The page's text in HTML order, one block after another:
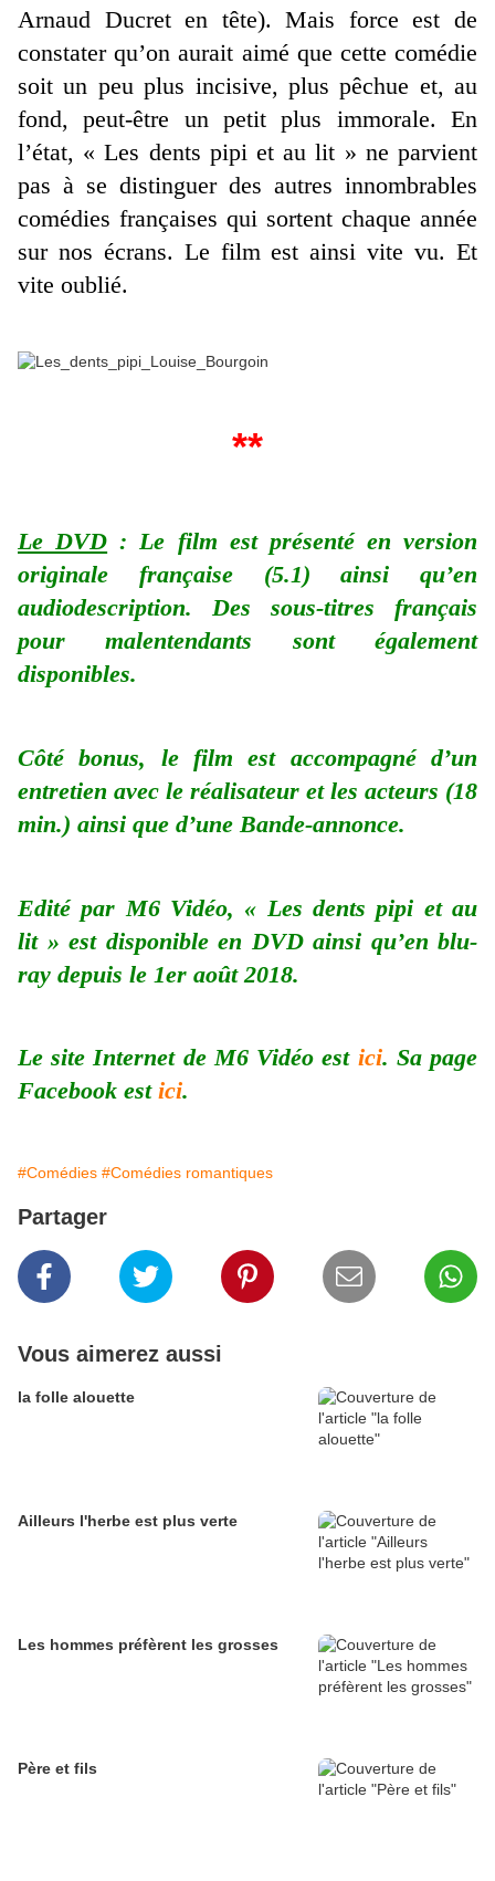
Arnaud Ducret en tête). Mais force est de
constater qu’on aurait aimé que cette comédie
soit un peu plus incisive, plus pêchue et, au
fond, peut-être un petit plus immorale. En
l’état, « Les dents pipi et au lit » ne parvient
pas à se distinguer des autres innombrables
comédies françaises qui sortent chaque année
sur nos écrans. Le film est ainsi vite vu. Et
vite oublié.
**
Le DVD : Le film est présenté en version
originale française (5.1) ainsi qu’en
audiodescription. Des sous-titres français
pour malentendants sont également
disponibles.
Côté bonus, le film est accompagné d’un
entretien avec le réalisateur et les acteurs (18
min.) ainsi que d’une Bande-annonce.
Edité par M6 Vidéo, « Les dents pipi et au
lit » est disponible en DVD ainsi qu’en blu-
ray depuis le 1er août 2018.
Le site Internet de M6 Vidéo est ici. Sa page
Facebook est ici.
#Comédies #Comédies romantiques
Partager
Vous aimerez aussi
la folle alouette
Ailleurs l'herbe est plus verte
Les hommes préfèrent les grosses
Père et fils